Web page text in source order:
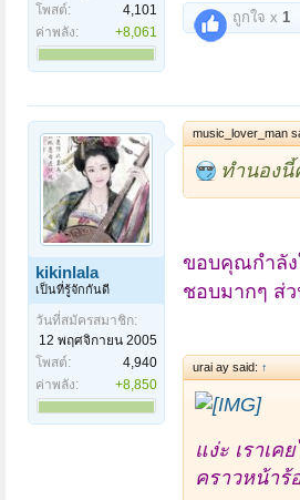
โพสต์:
4,101
ค่าพลัง:
+8,061
ถูกใจ x 1
kikinlala
เป็นที่รู้จักกันดี
วันที่สมัครสมาชิก:
12 พฤศจิกายน 2005
โพสต์:
4,940
ค่าพลัง:
+8,850
music_lover_man
ทำนองนี้
ขอบคุณกำลัง
ชอบมากๆ ส่
urai ay said: ↑
แง่ะ เราเ
คราวหน้าร้